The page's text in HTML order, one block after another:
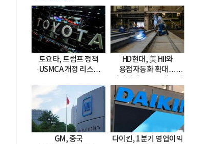
토요타, 트럼프 정책
·USMCA 개정 리스크
HD현대, 美 HII와
용접자동화 확대…
도입
GM, 중국
다이킨, 1분기 영업이익